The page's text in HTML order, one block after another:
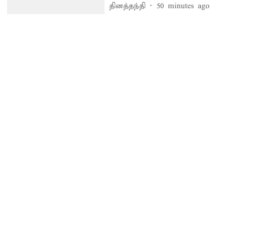
தினத்தந்தி 50 minutes ago